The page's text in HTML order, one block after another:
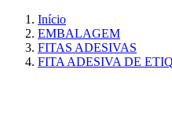
Início
EMBALAGEM
FITAS ADESIVAS
FITA ADESIVA DE